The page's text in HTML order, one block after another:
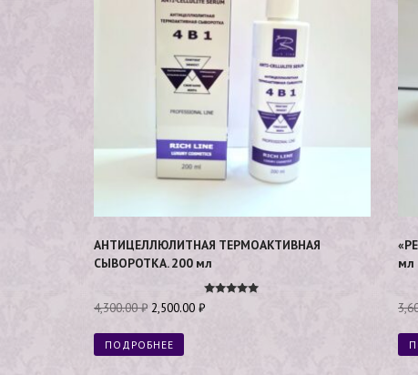
АНТИЦЕЛЛЮЛИТНАЯ ТЕРМОАКТИВНАЯ
СЫВОРОТКА. 200 мл
Оценка
4,300.00₽ 2,500.00 ₽
ПОДРОБНЕЕ
мл